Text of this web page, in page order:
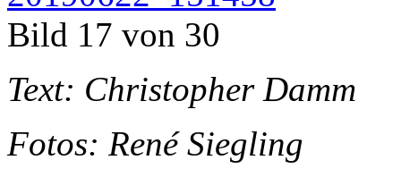
Bild 17 von 30
Text: Christopher Damm
Fotos: René Siegling